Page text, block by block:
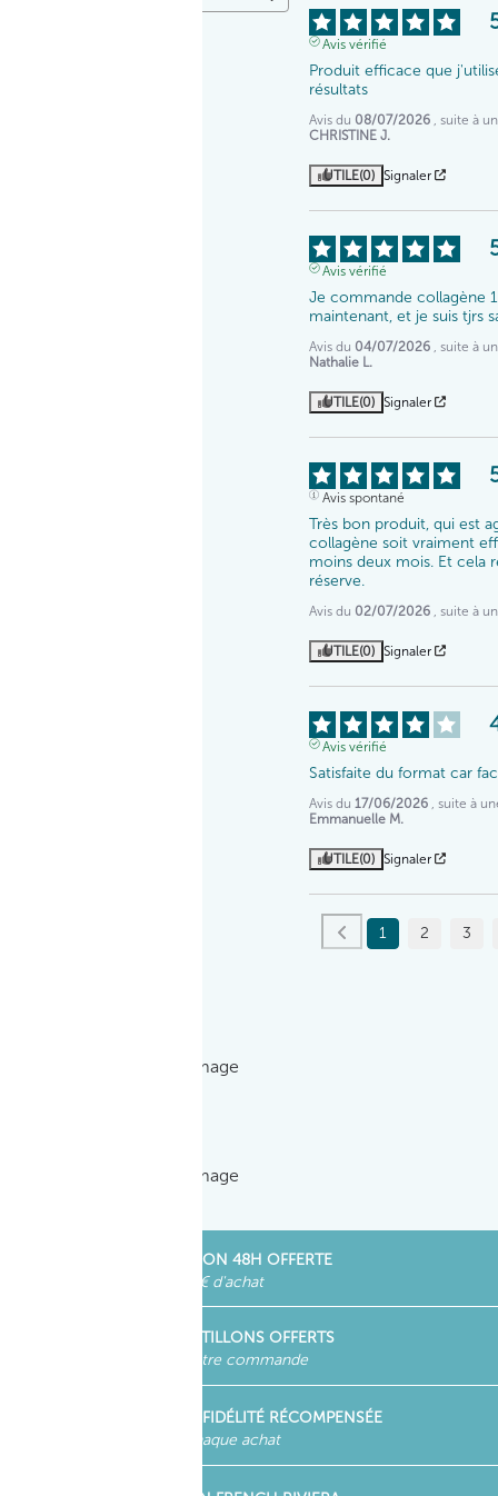
Avis vérifié
Produit efficace que
résultats
Avis du 08/07/2026
, suite à
CHRISTINE J.
UTILE(0) Signaler
Avis vérifié
Je commande collagène
maintenant, et je suis tjrs
Avis du 04/07/2026
, suite à
Nathalie L.
UTILE(0) Signaler
Avis spontané
Très bon produit, qui est
collagène soit vraiment
moins deux mois. Et cela
réserve.
Avis du 02/07/2026 , suite à
UTILE(0) Signaler
Avis vérifié
Satisfaite du format car
Avis du 17/06/2026
, suite à
Emmanuelle M.
UTILE(0) Signaler
1 2 3
LIVRAISON 48H OFFERTE
dès 30 € d'achat
ECHANTILLONS OFFERTS
dans votre commande
VOTRE FIDÉLITÉ RÉCOMPENSÉE
pour chaque achat